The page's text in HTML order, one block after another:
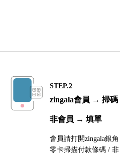
STEP.2
zingala會員 → 掃碼
非會員 → 填單
會員請打開zingala銀角
零卡掃描付款條碼 / 非